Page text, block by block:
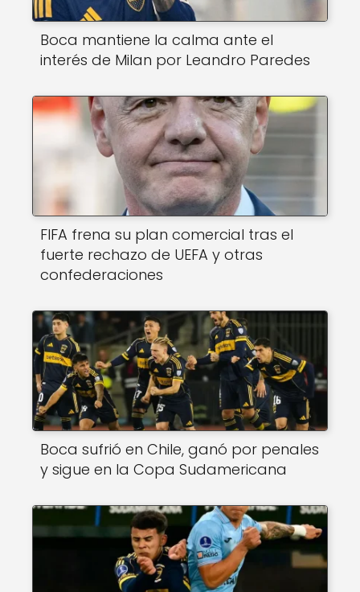
Boca mantiene la calma ante el
interés de Milan por Leandro Paredes
FIFA frena su plan comercial tras el
fuerte rechazo de UEFA y otras
confederaciones
Boca sufrió en Chile, ganó por penales
y sigue en la Copa Sudamericana